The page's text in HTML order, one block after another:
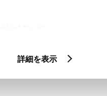
詳細を表示